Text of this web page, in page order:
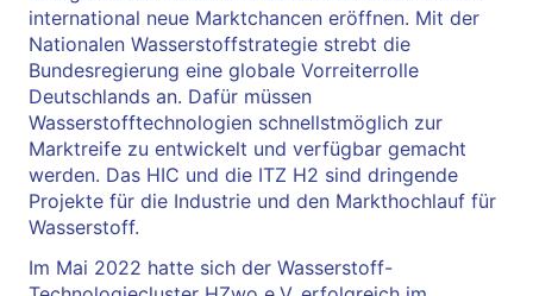
international neue Marktchancen eröffnen. Mit der
Nationalen Wasserstoffstrategie strebt die
Bundesregierung eine globale Vorreiterrolle
Deutschlands an. Dafür müssen
Wasserstofftechnologien schnellstmöglich zur
Marktreife zu entwickelt und verfügbar gemacht
werden. Das HIC und die ITZ H2 sind dringende
Projekte für die Industrie und den Markthochlauf für
Wasserstoff.
Im Mai 2022 hatte sich der Wasserstoff-